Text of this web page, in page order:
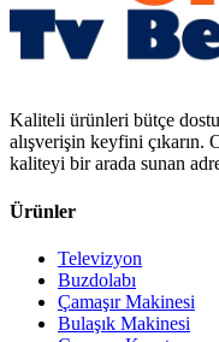
Kaliteli ürünleri bütçe
alışverişin keyfini
kaliteyi bir arada sunan
Ürünler
Televizyon
Buzdolabı
Çamaşır Makinesi
Bulaşık Makinesi